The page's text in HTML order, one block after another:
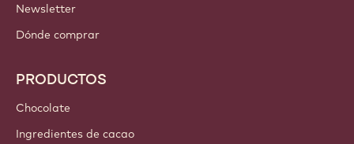
Newsletter
Dónde comprar
PRODUCTOS
Chocolate
Ingredientes de cacao